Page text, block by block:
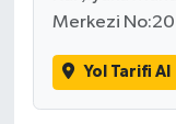
Merkezi No:20
Yol Tarifi Al